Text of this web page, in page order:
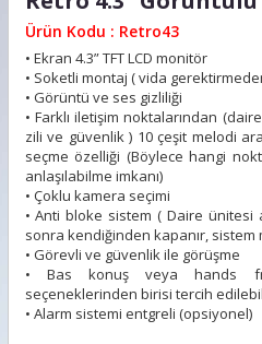
Ürün Kodu : Retro43
• Ekran 4.3” TFT LCD monitör
• Soketli montaj ( vida
• Görüntü ve ses gizliliği
• Farklı iletişim noktalarından
zili ve güvenlik ) 10 çeşit melodi
seçme özelliği (Böylece hangi
anlaşılabilme imkanı)
• Çoklu kamera seçimi
• Anti bloke sistem ( Daire ünitesi
sonra kendiğinden kapanır, sistem
• Görevli ve güvenlik ile görüşme
• Bas konuş veya hands
seçeneklerinden birisi tercih
• Alarm sistemi entgreli (opsiyonel)